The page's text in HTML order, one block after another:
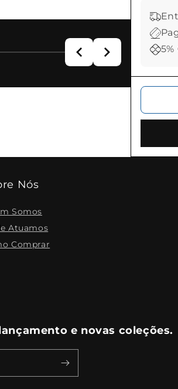
5%
Nós
Somos
Atuamos
Comprar
e novas coleções.